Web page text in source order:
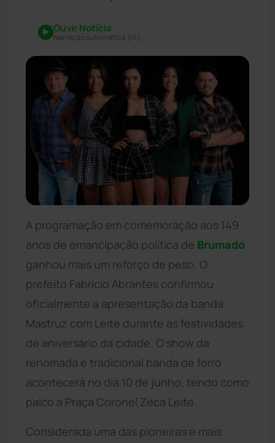
Ouvir Notícia
Narração automática (IA)
A programação em comemoração aos 149
anos de emancipação política de Brumado
ganhou mais um reforço de peso. O
prefeito Fabrício Abrantes confirmou
oficialmente a apresentação da banda
Mastruz com Leite durante as festividades
de aniversário da cidade. O show da
renomada e tradicional banda de forró
acontecerá no dia 10 de junho, tendo como
palco a Praça Coronel Zeca Leite.
Considerada uma das pioneiras e mais